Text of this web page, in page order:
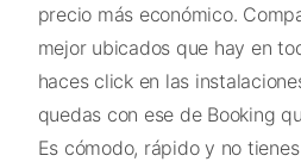
precio más económico.
mejor ubicados que hay en
haces click en las
quedas con ese de Booking
Es cómodo, rápido y no